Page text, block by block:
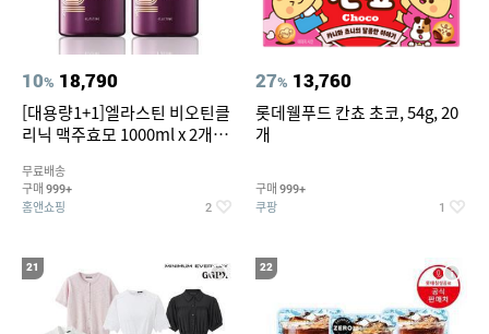
10% 18,790
[대용량1+1]엘라스틴 비오틴클
리닉 맥주효모 1000ml x 2개
무료배송
구매 999+
홈앤쇼핑 2
27% 13,760
롯데웰푸드 칸쵸 초코, 54g, 20
개
구매 999+
쿠팡 1
21 22